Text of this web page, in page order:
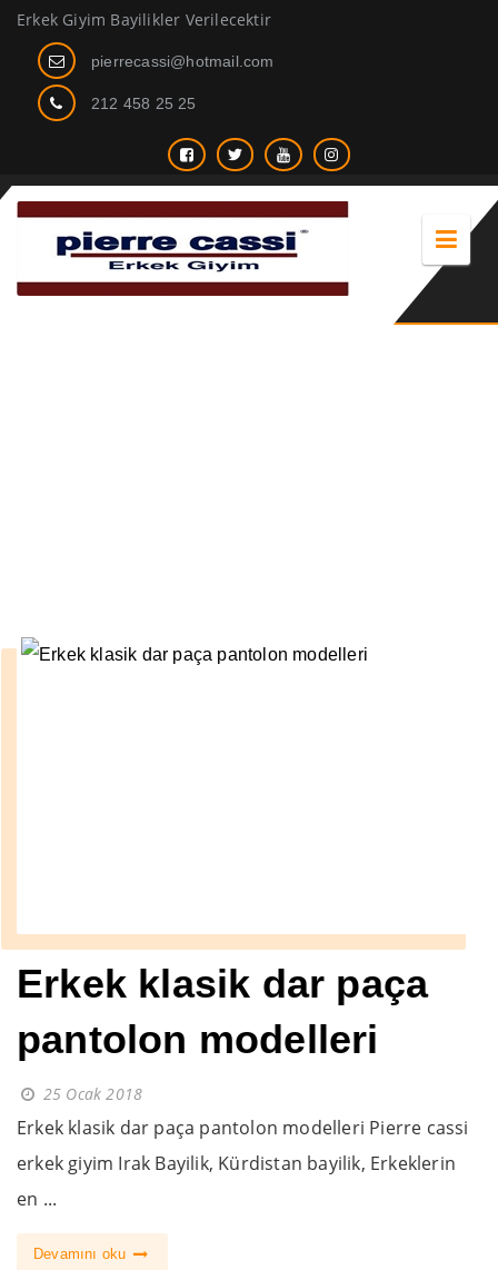
Erkek Giyim Bayilikler Verilecektir
pierrecassi@hotmail.com
212 458 25 25
Erkek klasik dar paça
pantolon modelleri
25 Ocak 2018
Erkek klasik dar paça pantolon modelleri Pierre cassi
erkek giyim Irak Bayilik, Kürdistan bayilik, Erkeklerin
en ...
Devamını oku